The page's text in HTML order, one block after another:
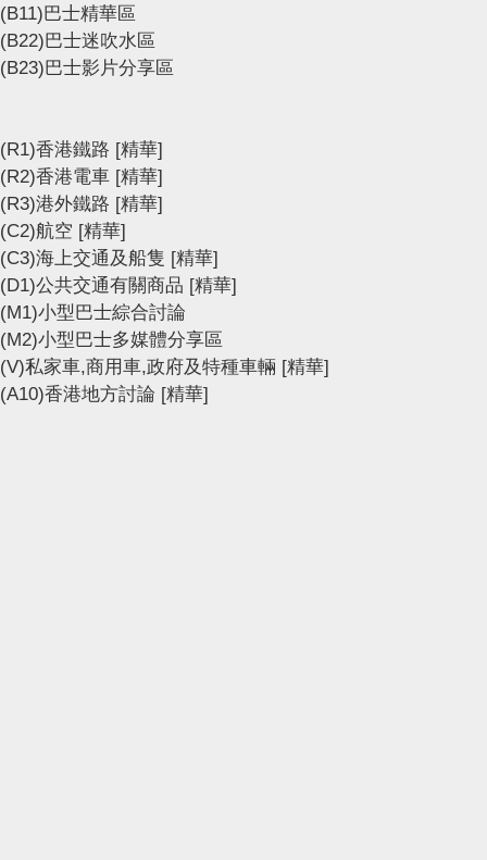
(B11)巴士精華區
(B22)巴士迷吹水區
(B23)巴士影片分享區
(R1)香港鐵路 [精華]
(R2)香港電車 [精華]
(R3)港外鐵路 [精華]
(C2)航空 [精華]
(C3)海上交通及船隻 [精華]
(D1)公共交通有關商品 [精華]
(M1)小型巴士綜合討論
(M2)小型巴士多媒體分享區
(V)私家車,商用車,政府及特種車輛 [精華]
(A10)香港地方討論 [精華]